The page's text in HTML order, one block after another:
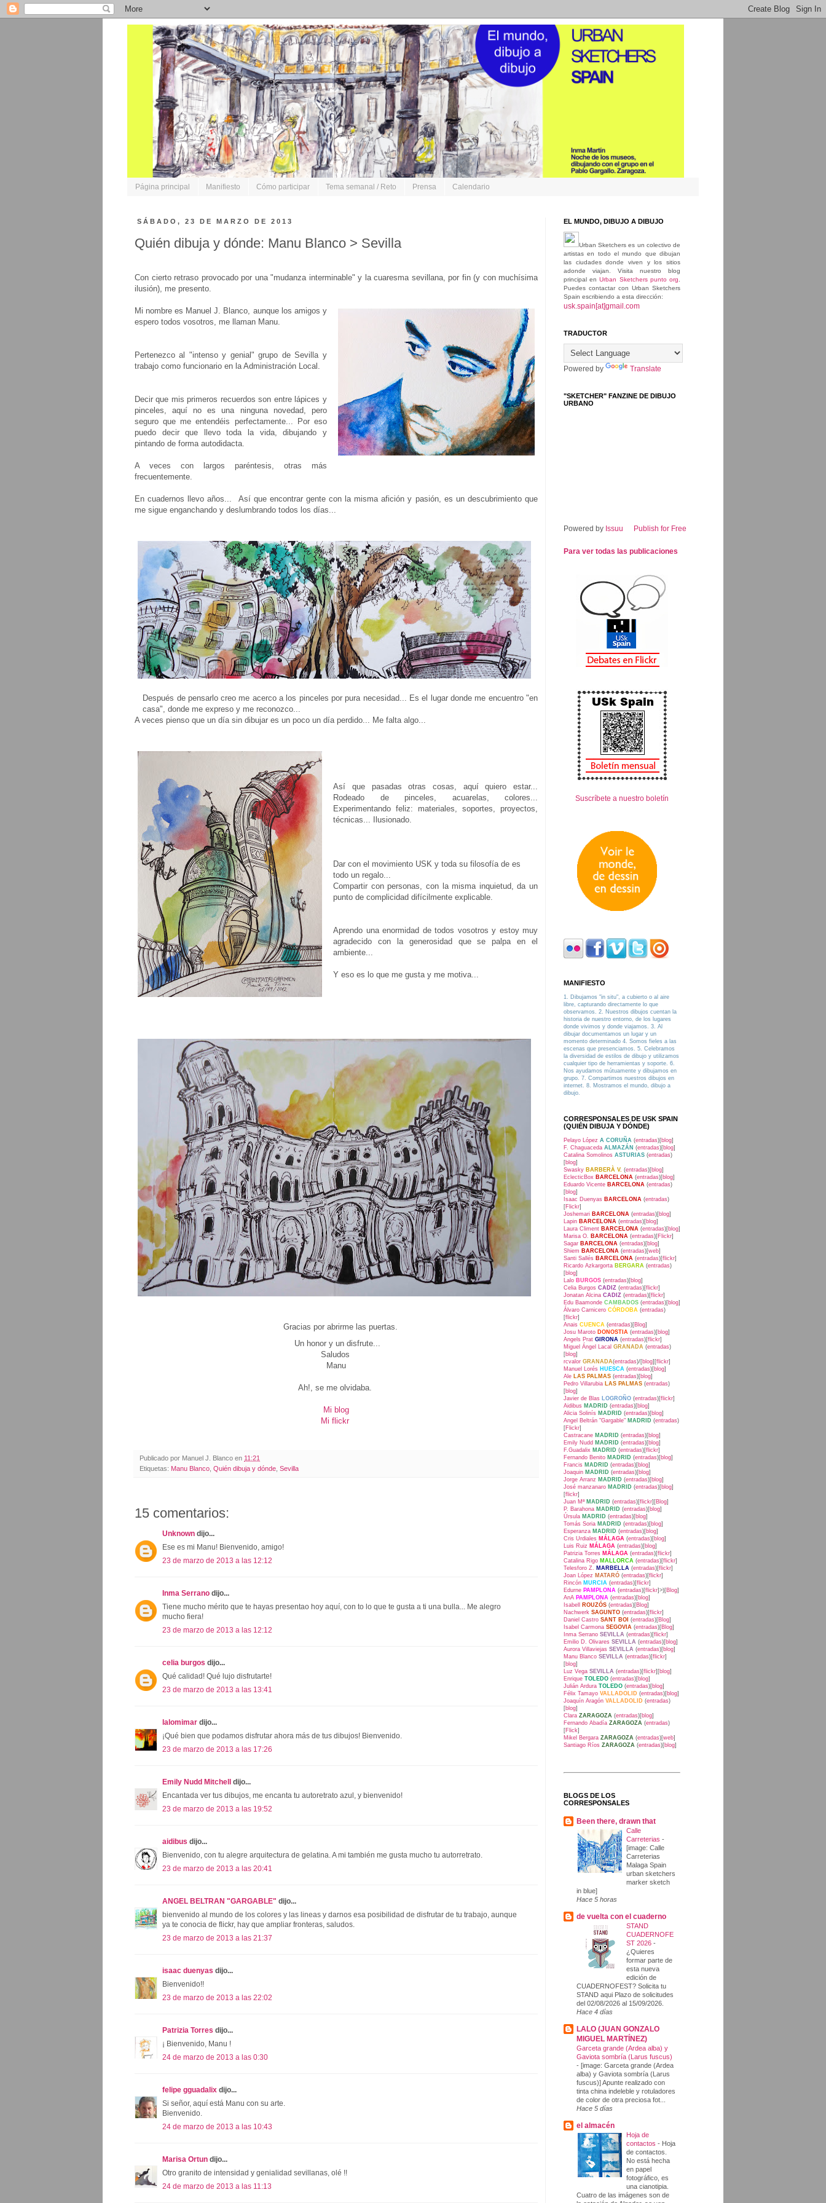
Página principal Manifiesto Cómo participar Tema semanal / Reto Prensa Calendario
SÁBADO, 23 DE MARZO DE 2013
Quién dibuja y dónde: Manu Blanco > Sevilla
Con cierto retraso provocado por una "mudanza interminable" y la cuaresma sevillana, por fin (y con muchísima
ilusión), me presento.
Mi nombre es Manuel J. Blanco, aunque los amigos y
espero todos vosotros, me llaman Manu.
Pertenezco al "intenso y genial" grupo de Sevilla y
trabajo como funcionario en la Administración Local.
Decir que mis primeros recuerdos son entre lápices y
pinceles, aquí no es una ninguna novedad, pero
seguro que me entendéis perfectamente... Por eso
puedo decir que llevo toda la vida, dibujando y
pintando de forma autodidacta.
A veces con largos paréntesis, otras más
frecuentemente.
En cuadernos llevo años... Así que encontrar gente con la misma afición y pasión, es un descubrimiento que
me sigue enganchando y deslumbrando todos los días...
Después de pensarlo creo me acerco a los pinceles por pura necesidad... Es el lugar donde me encuentro "en
casa", donde me expreso y me reconozco...
A veces pienso que un día sin dibujar es un poco un día perdido... Me falta algo...
Así que pasadas otras cosas, aquí quiero estar...
Rodeado de pinceles, acuarelas, colores...
Experimentando feliz: materiales, soportes, proyectos,
técnicas... Ilusionado.
Dar con el movimiento USK y toda su filosofía de es
todo un regalo...
Compartir con personas, con la misma inquietud, da un
punto de complicidad difícilmente explicable.
Aprendo una enormidad de todos vosotros y estoy muy
agradecido con la generosidad que se palpa en el
ambiente...
Y eso es lo que me gusta y me motiva...
Gracias por abrirme las puertas.
Un honor y un disfrute...
Saludos
Manu
Ah!, se me olvidaba.
Mi blog
Mi flickr
Publicado por Manuel J. Blanco en 11:21
Etiquetas: Manu Blanco Quién dibuja y dónde Sevilla
15 comentarios:
Unknown dijo...
Ese es mi Manu! Bienvenido, amigo!
23 de marzo de 2013 a las 12:12
Inma Serrano dijo...
Tiene mucho mérito que te hayas presentao hoy aquí, con to lo que te gusta a ti una bulla... Me alegro
mucho fiera!
23 de marzo de 2013 a las 12:12
celia burgos dijo...
Qué calidad! Qué lujo disfrutarte!
23 de marzo de 2013 a las 13:41
lalomimar dijo...
¡Qué bien que podamos disfrutar ahora más de tus dibujos! Bienvenido.
23 de marzo de 2013 a las 17:26
Emily Nudd Mitchell dijo...
Encantada ver tus dibujos, me encanta tu autoretrato azul, y bienvenido!
23 de marzo de 2013 a las 19:52
aidibus dijo...
Bienvenido, con tu alegre arquitectura de gelatina. A mi también me gusta mucho tu autorretrato.
23 de marzo de 2013 a las 20:41
ANGEL BELTRAN "GARGABLE" dijo...
bienvenido al mundo de los colores y las lineas y darnos esa posibilidad de disfrutar de tu trabajo, aunque
ya te conocia de flickr, hay que ampliar fronteras, saludos.
23 de marzo de 2013 a las 21:37
isaac duenyas dijo...
Bienvenido!!
23 de marzo de 2013 a las 22:02
Patrizia Torres dijo...
¡ Bienvenido, Manu !
24 de marzo de 2013 a las 0:30
felipe gguadalix dijo...
Si señor, aquí está Manu con su arte.
Bienvenido.
24 de marzo de 2013 a las 10:43
Marisa Ortun dijo...
Otro granito de intensidad y genialidad sevillanas, olé !!
24 de marzo de 2013 a las 11:13
EL MUNDO, DIBUJO A DIBUJO
Urban Sketchers es un colectivo de
artistas en todo el mundo que dibujan
las ciudades donde viven y los sitios
adonde viajan. Visita nuestro blog
principal enUrban Sketchers punto org.
Puedes contactar con Urban Sketchers
Spain escribiendo a esta dirección:
usk.spain[at]gmail.com
TRADUCTOR
Powered by Translate
"SKETCHER" FANZINE DE DIBUJO
URBANO
Powered by Issuu Publish for Free
Para ver todas las publicaciones
Suscríbete a nuestro boletín
MANIFIESTO
1. Dibujamos "in situ", a cubierto o al aire
libre, capturando directamente lo que
observamos. 2. Nuestros dibujos cuentan la
historia de nuestro entorno, de los lugares
donde vivimos y donde viajamos. 3. Al
dibujar documentamos un lugar y un
momento determinado 4. Somos fieles a las
escenas que presenciamos. 5. Celebramos
la diversidad de estilos de dibujo y utilizamos
cualquier tipo de herramientas y soporte. 6.
Nos ayudamos mútuamente y dibujamos en
grupo. 7. Compartimos nuestros dibujos en
internet. 8. Mostramos el mundo, dibujo a
dibujo.
CORRESPONSALES DE USK SPAIN
(QUIÉN DIBUJA Y DÓNDE)
Pelayo López A CORUÑA (entradas)[blog]
F. Chaguaceda ALMAZÁN (entradas)[blog]
Catalina Somolinos ASTURIAS (entradas)
[blog]
Swasky BARBERÀ V. (entradas)[blog]
EclecticBox BARCELONA (entradas)[blog]
Eduardo Vicente BARCELONA (entradas)
[blog]
Isaac Duenyas BARCELONA (entradas)
[Flickr]
Joshemari BARCELONA (entradas)[blog]
Lapin BARCELONA (entradas)[blog]
Laura Climent BARCELONA (entradas)[blog]
Marisa O. BARCELONA (entradas)[Flickr]
Sagar BARCELONA (entradas)[blog]
Shiem BARCELONA (entradas)[web]
Santi Sallés BARCELONA (entradas)[flickr]
Ricardo Azkargorta BERGARA (entradas)
[blog]
Lalo BURGOS (entradas)[blog]
Celia Burgos CADIZ (entradas)[flickr]
Jonatan Alcina CADIZ (entradas)[flickr]
Edu Baamonde CAMBADOS (entradas)[blog]
Álvaro Carnicero CÓRDOBA (entradas)
[flickr]
Anais CUENCA (entradas)[Blog]
Josu Maroto DONOSTIA (entradas)[blog]
Angels Prat GIRONA (entradas)[flickr]
Miguel Ángel Lacal GRANADA (entradas)
[blog]
rcvalor GRANADA(entradas)/[blog][flickr]
Manuel Lorés HUESCA (entradas)[blog]
Ale LAS PALMAS (entradas)[blog]
Pedro Villarubia LAS PALMAS (entradas)
[blog]
Javier de Blas LOGROÑO (entradas)[flickr]
Aidibus MADRID (entradas)[blog]
Alicia Solinís MADRID (entradas)[blog]
Angel Beltrán "Gargable" MADRID (entradas)
[Flickr]
Castracane MADRID (entradas)[blog]
Emily Nudd MADRID (entradas)[blog]
F.Guadalix MADRID (entradas)[flickr]
Fernando Benito MADRID (entradas)[blog]
Francis MADRID (entradas)[blog]
Joaquin MADRID (entradas)[blog]
Jorge Arranz MADRID (entradas)[blog]
José manzanaro MADRID (entradas)[blog]
[flickr]
Juan Mª MADRID (entradas)[flickr][Blog]
P. Barahona MADRID (entradas)[blog]
Úrsula MADRID (entradas)[blog]
Tomás Soria MADRID (entradas)[blog]
Esperanza MADRID (entradas)[blog]
Cris Urdiales MÁLAGA (entradas)[blog]
Luis Ruiz MÁLAGA (entradas)[blog]
Patrizia Torres MÁLAGA (entradas)[flickr]
Catalina Rigo MALLORCA (entradas)[flickr]
Telesforo Z. MARBELLA (entradas)[flickr]
Joan López MATARÓ (entradas)[flickr]
Rincón MURCIA (entradas)[flickr]
Edurne PAMPLONA (entradas)[flickr]>)[Blog]
AnA PAMPLONA (entradas)[blog]
Isabell
ROUZÓS (entradas)[Blog]
Nachwerk SAGUNTO (entradas)[flickr]
Daniel Castro SANT BOI (entradas)[Blog]
Isabel Carmona SEGOVIA (entradas)[Blog]
Inma Serrano SEVILLA (entradas)[flickr]
Emilio D. Olivares SEVILLA (entradas)[blog]
Aurora Villaviejas SEVILLA (entradas)[blog]
Manu Blanco SEVILLA (entradas)[flickr]
[blog]
Luz Vega SEVILLA (entradas)[flickr][blog]
Enrique TOLEDO (entradas)[blog]
Julián Ardura TOLEDO (entradas)[blog]
Félix Tamayo VALLADOLID (entradas)[blog]
Joaquín Aragón VALLADOLID (entradas)
[blog]
Clara ZARAGOZA (entradas)[blog]
Fernando Abadía ZARAGOZA (entradas)
[Flick]
Mikel Bergara ZARAGOZA (entradas)[web]
Santiago Ríos ZARAGOZA (entradas)[blog]
BLOGS DE LOS
CORRESPONSALES
Been there, drawn that
Calle
Carreterias -
[image: Calle
Carreterias
Malaga Spain
urban sketchers
marker sketch
in blue]
Hace 5 horas
de vuelta con el cuaderno
STAND
CUADERNOFE
ST 2026 -
¿Quieres
formar parte de
esta nueva
edición de
CUADERNOFEST? Solicita tu
STAND aqui Plazo de solicitudes
del 02/08/2026 al 15/09/2026.
Hace 4 días
LALO (JUAN GONZALO
MIGUEL MARTÍNEZ)
Garceta grande (Ardea alba) y
Gaviota sombría (Larus fuscus)
- [image: Garceta grande (Ardea
alba) y Gaviota sombría (Larus
fuscus)] Apunte realizado con
tinta china indeleble y rotuladores
de color de otra preciosa fot...
Hace 5 días
el almacén
Hoja de
contactos - Hoja
de contactos.
No está hecha
en papel
fotográfico, es
una cianotipia.
Cuatro de las imágenes son de